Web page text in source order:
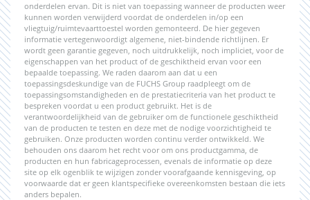
onderdelen ervan. Dit is niet van toepassing wanneer de producten weer
kunnen worden verwijderd voordat de onderdelen in/op een
vliegtuig/ruimtevaarttoestel worden gemonteerd. De hier gegeven
informatie vertegenwoordigt algemene, niet-bindende richtlijnen. Er
wordt geen garantie gegeven, noch uitdrukkelijk, noch impliciet, voor de
eigenschappen van het product of de geschiktheid ervan voor een
bepaalde toepassing. We raden daarom aan dat u een
toepassingsdeskundige van de FUCHS Group raadpleegt om de
toepassingsomstandigheden en de prestatiecriteria van het product te
bespreken voordat u een product gebruikt. Het is de
verantwoordelijkheid van de gebruiker om de functionele geschiktheid
van de producten te testen en deze met de nodige voorzichtigheid te
gebruiken. Onze producten worden continu verder ontwikkeld. We
behouden ons daarom het recht voor om ons productgamma, de
producten en hun fabricageprocessen, evenals de informatie op deze
site op elk ogenblik te wijzigen zonder voorafgaande kennisgeving, op
voorwaarde dat er geen klantspecifieke overeenkomsten bestaan die iets
anders bepalen.